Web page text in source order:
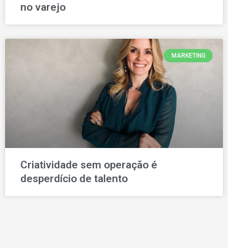
no varejo
MARKETING
Criatividade sem operação é
desperdício de talento